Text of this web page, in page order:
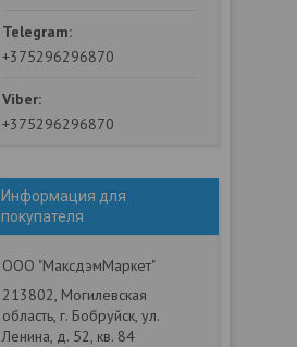
+375296296870
+375296296870
Информация для
покупателя
ООО "МаксдэмМаркет"
213802, Могилевская
область, г. Бобруйск, ул.
Ленина, д. 52, кв. 84